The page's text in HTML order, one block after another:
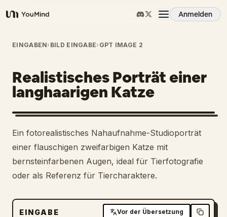
YouMind
Anmelden
Übersicht
Anwendungsfälle
Fähigkeiten
Prompts
Preise
Download
EINGABEN› BILD EINGABE› GPT IMAGE 2
Realistisches Porträt einer
langhaarigen Katze
Ein fotorealistisches Nahaufnahme-Studioporträt
einer flauschigen zweifarbigen Katze mit
bernsteinfarbenen Augen, ideal für Tierfotografie
oder als Referenz für Tiercharaktere.
EINGABE Vor der Übersetzung